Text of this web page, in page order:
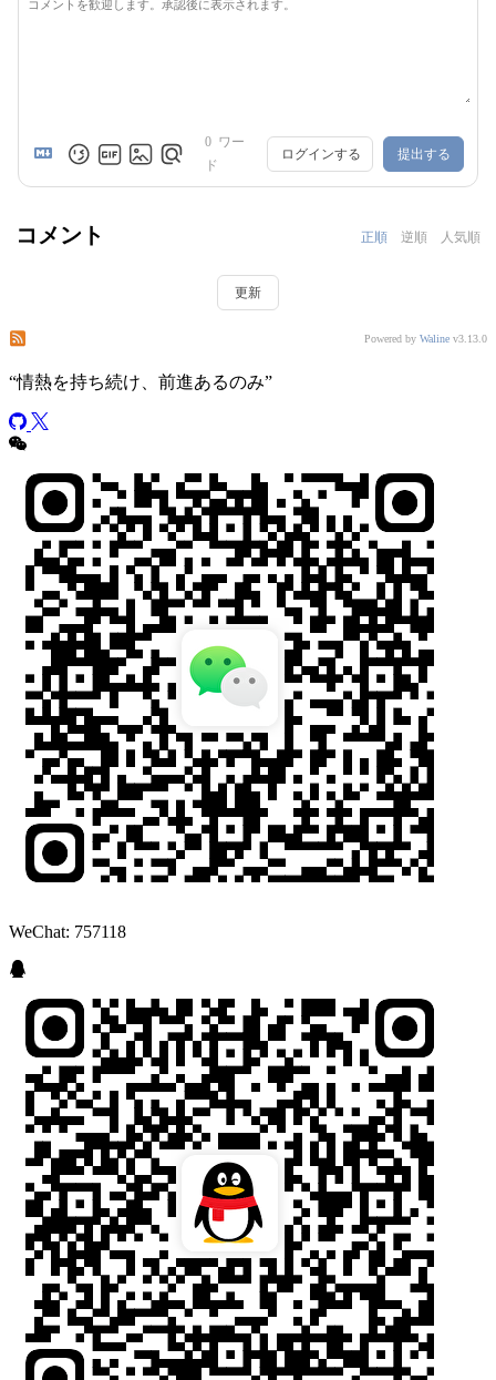
0 ワー
ド
ログインする 提出する
コメント 正順 逆順 人気順
更新
このサイトのコメントを購読するPowered by Waline v3.13.0
“情熱を持ち続け、前進あるのみ”
WeChat: 757118